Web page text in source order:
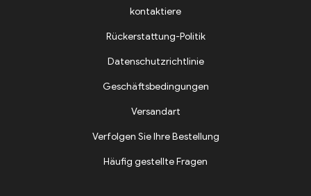
kontaktiere
Rückerstattung-Politik
Datenschutzrichtlinie
Geschäftsbedingungen
Versandart
Verfolgen Sie Ihre Bestellung
Häufig gestellte Fragen